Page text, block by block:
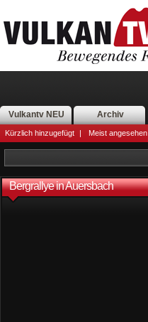
Vulkantv NEU Archiv
Kürzlich hinzugefügt | Meist angesehen
Bergrallye in Auersbach